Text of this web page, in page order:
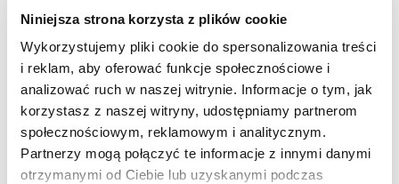
Niniejsza strona korzysta z plików cookie
Wykorzystujemy pliki cookie do spersonalizowania treści
i reklam, aby oferować funkcje społecznościowe i
analizować ruch w naszej witrynie. Informacje o tym, jak
korzystasz z naszej witryny, udostępniamy partnerom
społecznościowym, reklamowym i analitycznym.
Partnerzy mogą połączyć te informacje z innymi danymi
otrzymanymi od Ciebie lub uzyskanymi podczas
(CEST)on our .eu Live Talk page
We look forward to reflecting back on some of .eu’s most
impressive milestones and sharing untold stories with
you!
Looking forward to see you there!